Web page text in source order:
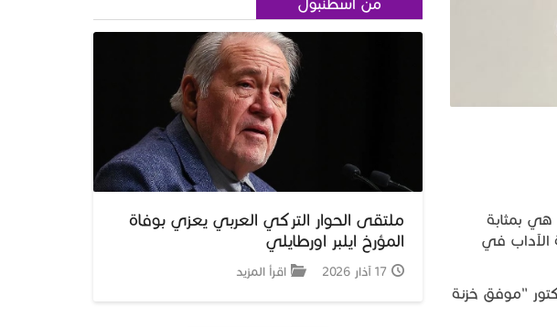
هي بمثابة
الآداب في
"موفق خزنة
من اسطنبول
ملتقى الحوار التركي العربي يعزي بوفاة
المؤرخ ايلبر اورطايلي
17 آذار 2026 اقرأ المزيد